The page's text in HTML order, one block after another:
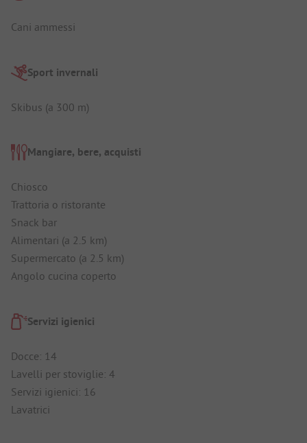
Cani ammessi
Sport invernali
Skibus (a 300 m)
Mangiare, bere, acquisti
Chiosco
Trattoria o ristorante
Snack bar
Alimentari (a 2.5 km)
Supermercato (a 2.5 km)
Angolo cucina coperto
Servizi igienici
Docce: 14
Lavelli per stoviglie: 4
Servizi igienici: 16
Lavatrici